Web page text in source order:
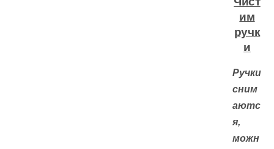
им
ручк
и
Ручки
сним
аютс
я,
можн